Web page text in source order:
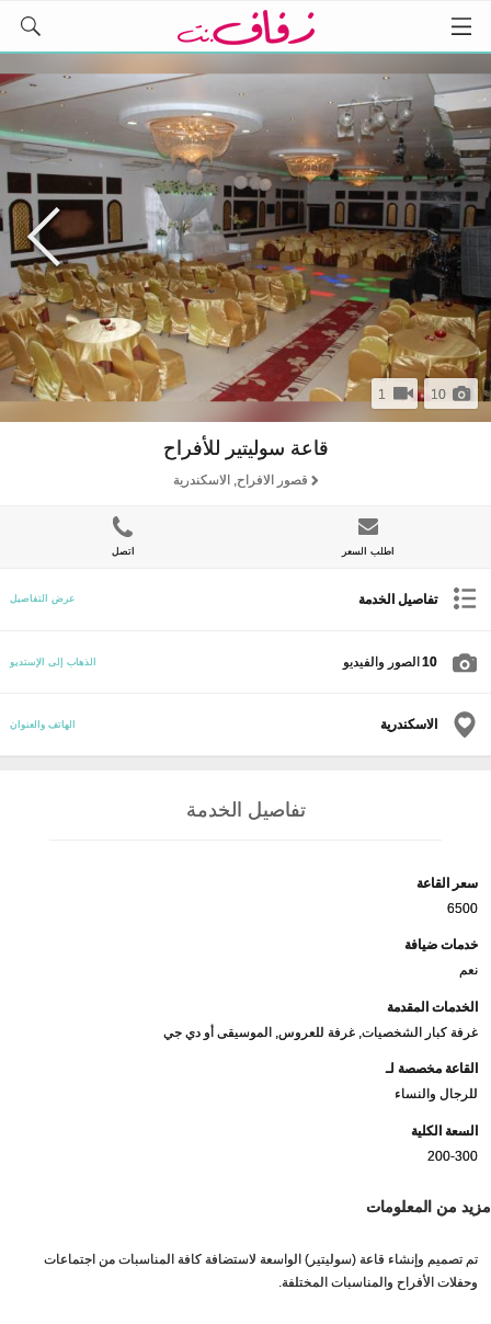
10
1
قاعة سوليتير للأفراح
قصور الافراح, الاسكندرية
اطلب السعر اتصل
تفاصيل الخدمة عرض التفاصيل
10 الصور والفيديو الذهاب إلى الإستديو
الاسكندرية الهاتف والعنوان
تفاصيل الخدمة
سعر القاعة
6500
خدمات ضيافة
نعم
الخدمات المقدمة
غرفة كبار الشخصيات, غرفة للعروس, الموسيقى أو دي جي
القاعة مخصصة لـ
للرجال والنساء
السعة الكلية
200-300
مزيد من المعلومات
تم تصميم وإنشاء قاعة (سوليتير) الواسعة لاستضافة كافة المناسبات من اجتماعات
وحفلات الأفراح والمناسبات المختلفة.